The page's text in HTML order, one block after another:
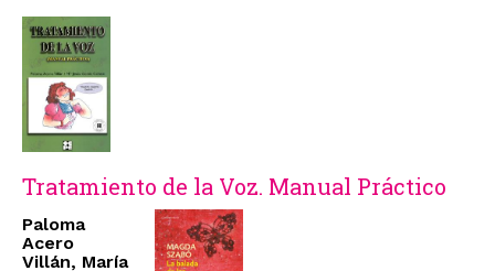
Tratamiento de la Voz. Manual Práctico
Paloma
Acero
Villán, María